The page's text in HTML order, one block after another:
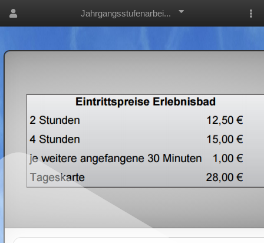
Jahrgangsstufenarbei...